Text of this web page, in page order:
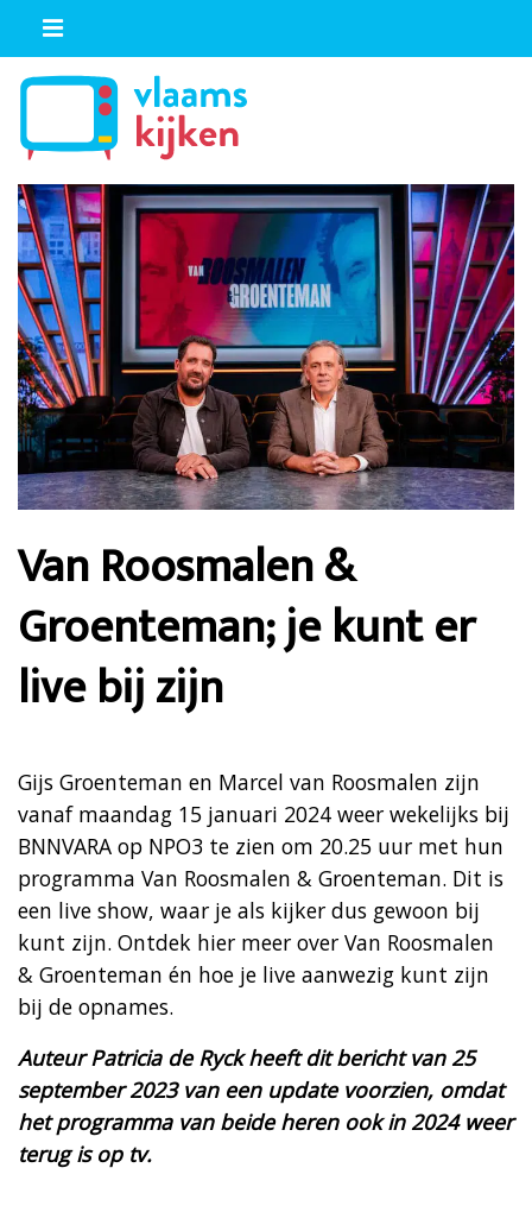
Van Roosmalen &
Groenteman; je kunt er
live bij zijn
Gijs Groenteman en Marcel van Roosmalen zijn
vanaf maandag 15 januari 2024 weer wekelijks bij
BNNVARA op NPO3 te zien om 20.25 uur met hun
programma Van Roosmalen & Groenteman. Dit is
een live show, waar je als kijker dus gewoon bij
kunt zijn. Ontdek hier meer over Van Roosmalen
& Groenteman én hoe je live aanwezig kunt zijn
bij de opnames.
Auteur Patricia de Ryck heeft dit bericht van 25
september 2023 van een update voorzien, omdat
het programma van beide heren ook in 2024 weer
terug is op tv.